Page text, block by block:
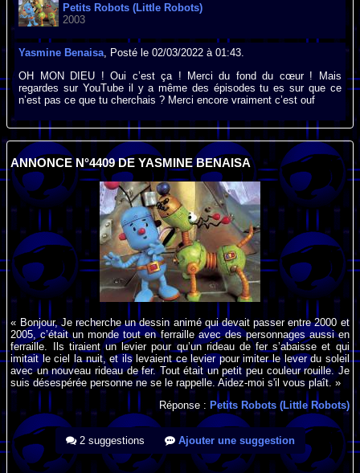
Petits Robots (Little Robots)
2003
Yasmine Benaisa, Posté le 02/03/2022 à 01:43.
OH MON DIEU ! Oui c’est ça ! Merci du fond du cœur ! Mais
regardes sur YouTube il y a même des épisodes tu es sur que ce
n’est pas ce que tu cherchais ? Merci encore vraiment c’est ouf
ANNONCE N°4409 DE YASMINE BENAISA
« Bonjour, Je recherche un dessin animé qui devait passer entre 2000 et
2005, c’était un monde tout en ferraille avec des personnages aussi en
ferraille. Ils tiraient un levier pour qu’un rideau de fer s’abaisse et qui
imitait le ciel la nuit, et ils levaient ce levier pour imiter le lever du soleil
avec un nouveau rideau de fer. Tout était un petit peu couleur rouille. Je
suis désespérée personne ne se le rappelle. Aidez-moi s'il vous plaît. »
Réponse : Petits Robots (Little Robots)
2 suggestions Ajouter une suggestion